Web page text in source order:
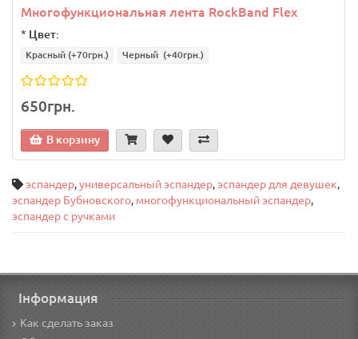
Многофункциональная лента RockBand Flex
* Цвет:
Красный (+70грн.) Черный (+40грн.)
650грн.
В корзину
эспандер,универсальный эспандер, эспандер для девушек,
эспандер Бубновского, многофункциональный эспандер,
эспандер с ручками
Інформация
Как сделать заказ